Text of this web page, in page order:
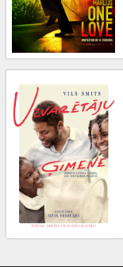
Uzkodas
B2B
Kino
Klubs